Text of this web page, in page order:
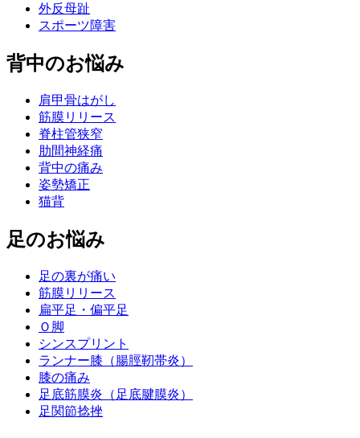
外反母趾
スポーツ障害
背中のお悩み
肩甲骨はがし
筋膜リリース
脊柱管狭窄
肋間神経痛
背中の痛み
姿勢矯正
猫背
足のお悩み
足の裏が痛い
筋膜リリース
扁平足・偏平足
Ｏ脚
シンスプリント
ランナー膝（腸脛靭帯炎）
膝の痛み
足底筋膜炎（足底腱膜炎）
足関節捻挫